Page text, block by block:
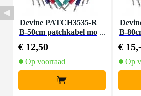
Devine PATCH3535-R
B-50cm patchkabel mo
€ 12,50
Op voorraad
+
B-
€ 15,-
Op